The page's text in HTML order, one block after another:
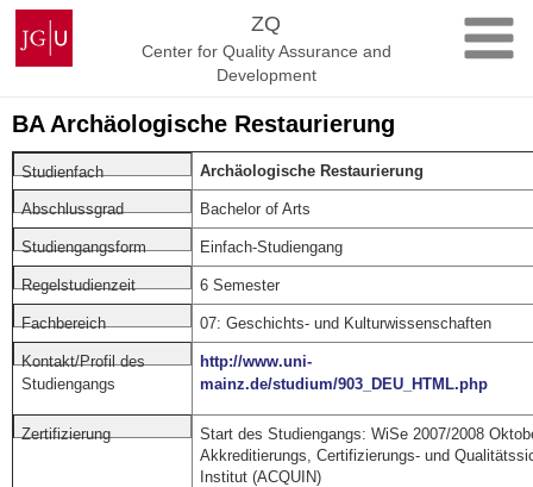
Skip
content
Johannes
Gutenberg
University
ZQ
Center for Quality Assurance and
Development
BA Archäologische Restaurierung
Studienfach Archäologische Restaurierung
Abschlussgrad Bachelor of Arts
Studiengangsform Einfach-Studiengang
Regelstudienzeit 6 Semester
Fachbereich 07: Geschichts- und Kulturwissenschaften
Kontakt/Profil des
Studiengangs
http://www.uni-
mainz.de/studium/903_DEU_HTML.php
Zertifizierung
Start des Studiengangs: WiSe 2007/2008
Akkreditierungs, Certifizierungs- und
Institut (ACQUIN)